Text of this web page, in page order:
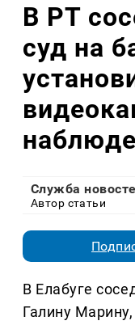
В РТ
суд на
Служба
Автор статьи
В Елабуге
Галину